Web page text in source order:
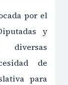
por el
y
diversas
de
para